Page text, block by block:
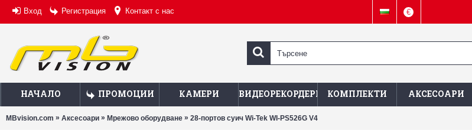
Вход Регистрация Контакт с нас €
НАЧАЛО ПРОМОЦИИ КАМЕРИ ВИДЕОРЕКОРДЕРИ КОМПЛЕКТИ АКСЕСОАРИ
MBvision.com » Аксесоари » Мрежово оборудване » 28-портов суич Wi-Tek WI-PS526G V4